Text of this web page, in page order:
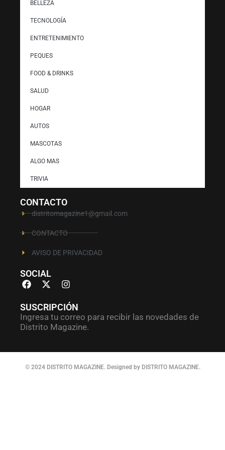
BELLEZA
TECNOLOGÍA
ENTRETENIMIENTO
PEQUES
FOOD & DRINKS
SALUD
HOGAR
AUTOS
MASCOTAS
ALGO MAS
TRIVIA
CONTACTO
distritomagazine1@gmail.com
CONTACTO
AVISO DE PRIVACIDAD
SOCIAL
SUSCRIPCIÓN
Ingresa tu correo para recibir las novedades de
Distrito Magazine.
© 2024 DISTRITO MAGAZINE. Designed by DISTRITO MAGAZINE.